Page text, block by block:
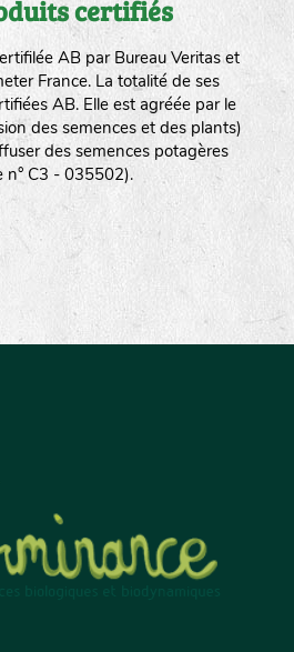
certifiés
AB par Bureau Veritas et
France. La totalité de ses
AB. Elle est agréée par le
des semences et des plants)
des semences potagères
n° C3 - 035502).